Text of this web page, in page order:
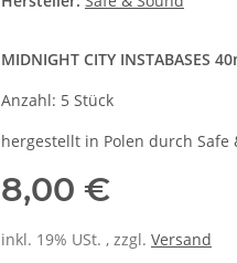
MIDNIGHT CITY INSTABASES
Anzahl: 5 Stück
hergestellt in Polen durch Safe
8,00 €
inkl. 19% USt. , zzgl. Versand